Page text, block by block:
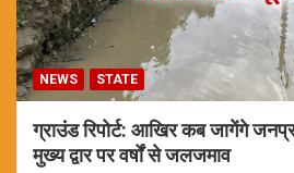
NEWS STATE
ग्राउंड रिपोर्ट: आखिर कब जागेंगे
मुख्य द्वार पर वर्षों से जलजमाव